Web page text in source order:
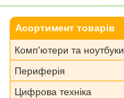
Асортимент товарів
Комп'ютери та ноутбуки
Периферія
Цифрова техніка